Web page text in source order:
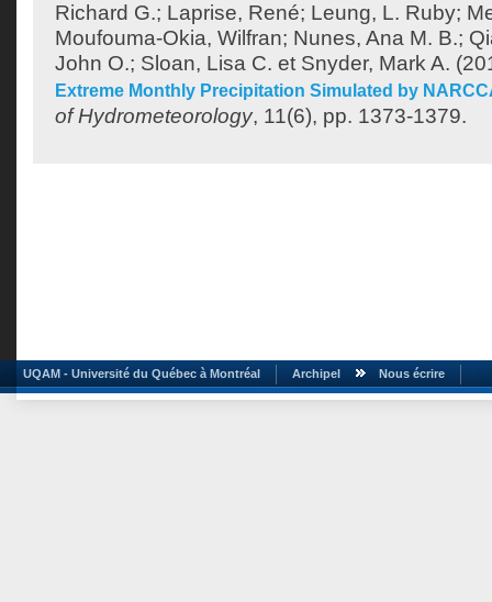
Richard G.; Laprise, René; Leung, L. Ruby;
Moufouma-Okia, Wilfran; Nunes, Ana M. B.;
John O.; Sloan, Lisa C. et Snyder, Mark A.
Extreme Monthly Precipitation Simulated by
of Hydrometeorology, 11(6), pp. 1373-1379.
UQAM - Université du Québec à Montréal Archipel Nous écrire